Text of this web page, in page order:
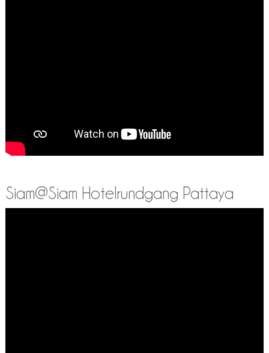
Siam@Siam Hotelrundgang Pattaya